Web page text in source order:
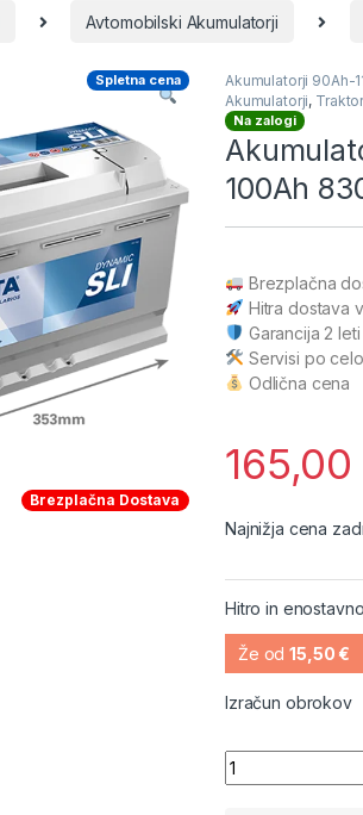
Avtomobilski Akumulatorji
Spletna cena
Brezplačna Dostava
Akumulatorji 90Ah-
Akumulatorji,
Na zalogi
100Ah
Brezplačna
Hitra dostava
Garancija 2 leti
Servisi po
Odlična cena
165,00
Najnižja cena
Hitro in
Že od15,50 €
Izračun obrokov
Akumulator